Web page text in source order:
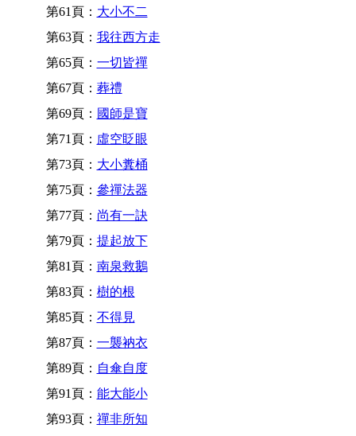
第61頁： 大小不二
第63頁： 我往西方走
第65頁： 一切皆禪
第67頁： 葬禮
第69頁： 國師是寶
第71頁： 虛空眨眼
第73頁： 大小糞桶
第75頁： 參禪法器
第77頁： 尚有一訣
第79頁： 提起放下
第81頁： 南泉救鵝
第83頁： 樹的根
第85頁： 不得見
第87頁： 一襲衲衣
第89頁： 自傘自度
第91頁： 能大能小
第93頁： 禪非所知